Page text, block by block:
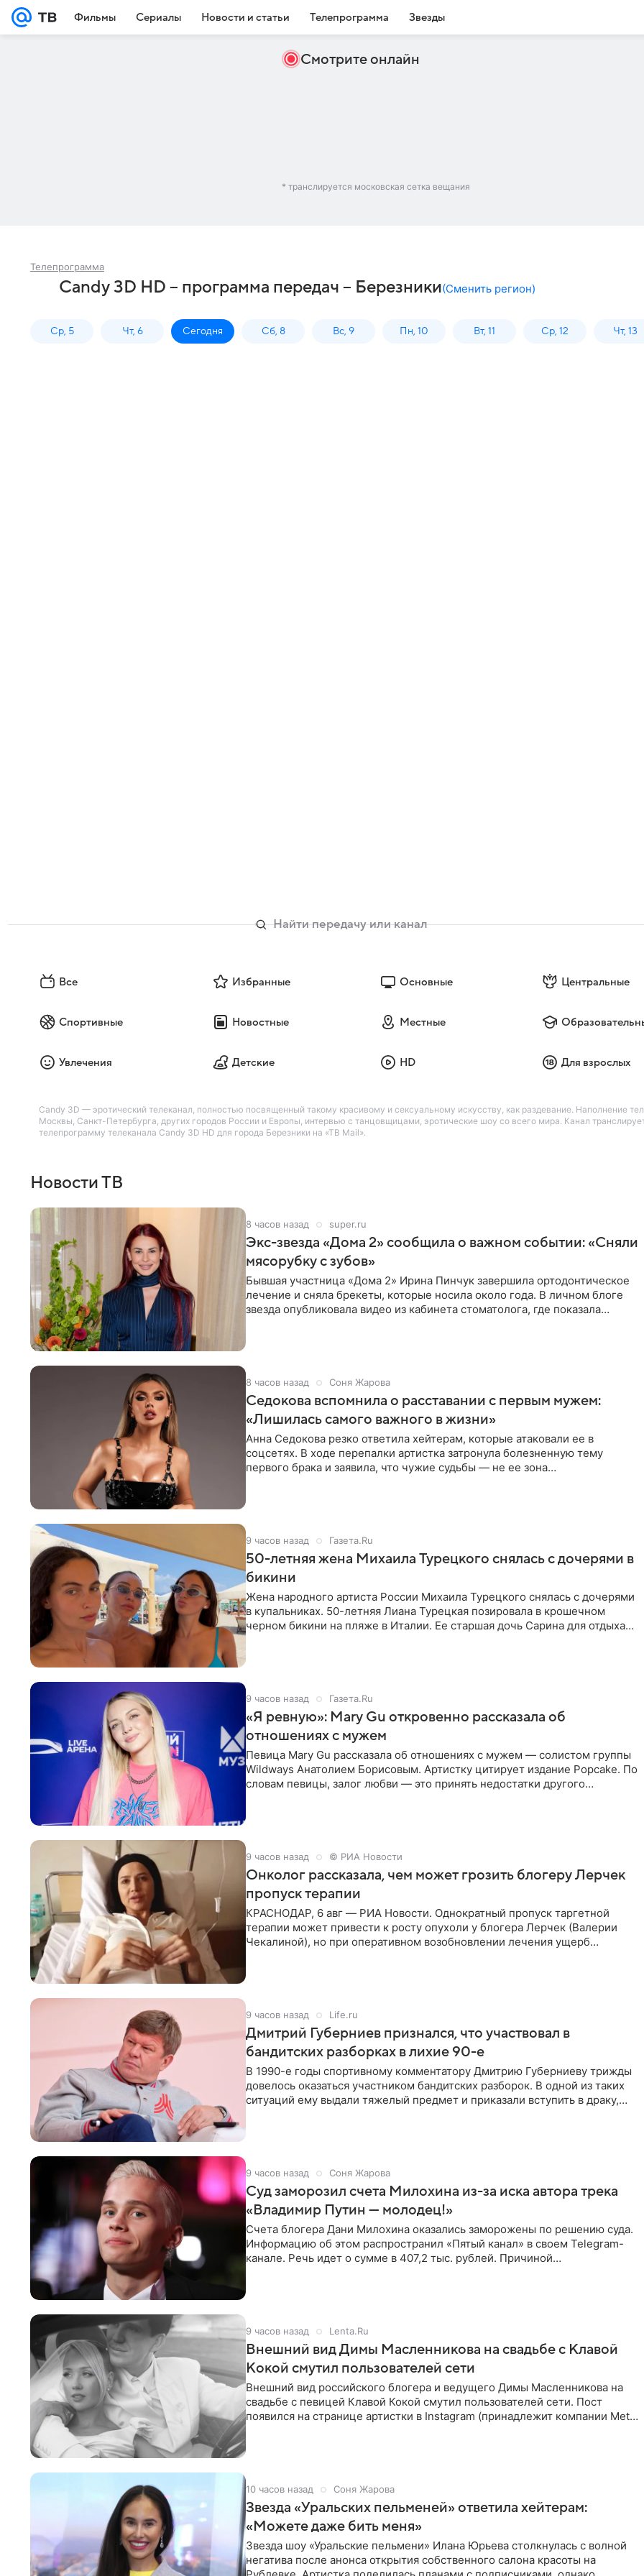
Фильмы Сериалы Новости и статьи Телепрограмма Звезды
Смотрите онлайн
* транслируется московская сетка вещания
Телепрограмма
Candy 3D HD – программа передач – Березники(Сменить регион)
Ср, 5 Чт, 6 Сегодня Сб, 8 Вс, 9 Пн, 10 Вт, 11 Ср, 12 Чт, 13
Все Избранные Основные Центральные
Спортивные Новостные Местные
Увлечения Детские HD Для взрослых
Candy 3D — эротический телеканал, полностью посвященный такому красивому и сексуальному искусству, как раздевание. Наполнение
Москвы, Санкт-Петербурга, других городов России и Европы, интервью с танцовщицами, эротические шоу со всего мира. Канал
телепрограмму телеканала Candy 3D HD для города Березники на «ТВ Mail».
Новости ТВ
8 часов назад super.ru
Экс-звезда «Дома 2» сообщила о важном событии: «Сняли
мясорубку с зубов»
Бывшая участница «Дома 2» Ирина Пинчук завершила ортодонтическое
лечение и сняла брекеты, которые носила около года. В личном блоге
звезда опубликовала видео из кабинета стоматолога, где показала
8 часов назад Соня Жарова
Седокова вспомнила о расставании с первым мужем:
«Лишилась самого важного в жизни»
Анна Седокова резко ответила хейтерам, которые атаковали ее в
соцсетях. В ходе перепалки артистка затронула болезненную тему
первого брака и заявила, что чужие судьбы — не ее зона
9 часов назад Газета.Ru
50-летняя жена Михаила Турецкого снялась с дочерями в
бикини
Жена народного артиста России Михаила Турецкого снялась с дочерями
в купальниках. 50-летняя Лиана Турецкая позировала в крошечном
черном бикини на пляже в Италии. Ее старшая дочь Сарина для отдыха
9 часов назад Газета.Ru
«Я ревную»: Mary Gu откровенно рассказала об
отношениях с мужем
Певица Mary Gu рассказала об отношениях с мужем — солистом группы
Wildways Анатолием Борисовым. Артистку цитирует издание Popcake. По
словам певицы, залог любви — это принять недостатки другого
9 часов назад © РИА Новости
Онколог рассказала, чем может грозить блогеру Лерчек
пропуск терапии
КРАСНОДАР, 6 авг — РИА Новости. Однократный пропуск таргетной
терапии может привести к росту опухоли у блогера Лерчек (Валерии
Чекалиной), но при оперативном возобновлении лечения ущерб
9 часов назад Life.ru
Дмитрий Губерниев признался, что участвовал в
бандитских разборках в лихие 90-е
В 1990-е годы спортивному комментатору Дмитрию Губерниеву трижды
довелось оказаться участником бандитских разборок. В одной из таких
ситуаций ему выдали тяжелый предмет и приказали вступить в драку,
9 часов назад Соня Жарова
Суд заморозил счета Милохина из-за иска автора трека
«Владимир Путин — молодец!»
Счета блогера Дани Милохина оказались заморожены по решению суда.
Информацию об этом распространил «Пятый канал» в своем Telegram-
канале. Речь идет о сумме в 407,2 тыс. рублей. Причиной
9 часов назад Lenta.Ru
Внешний вид Димы Масленникова на свадьбе с Клавой
Кокой смутил пользователей сети
Внешний вид российского блогера и ведущего Димы Масленникова на
свадьбе с певицей Клавой Кокой смутил пользователей сети. Пост
появился на странице артистки в Instagram (принадлежит компании Meta,
10 часов назад Соня Жарова
Звезда «Уральских пельменей» ответила хейтерам:
«Можете даже бить меня»
Звезда шоу «Уральские пельмени» Илана Юрьева столкнулась с волной
негатива после анонса открытия собственного салона красоты на